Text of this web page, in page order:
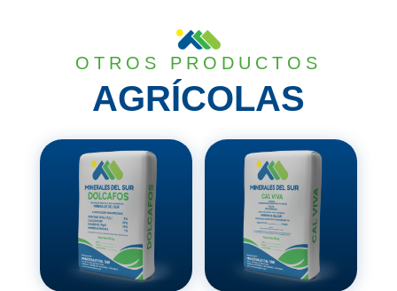
OTROS PRODUCTOS
AGRÍCOLAS